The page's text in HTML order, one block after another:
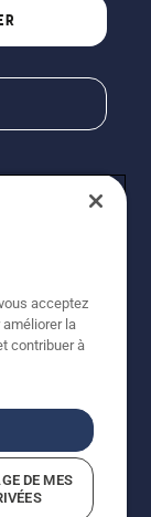
Les prix
Photos non
des prix de
présumées
acceptez
la
contribuer à
DE MES